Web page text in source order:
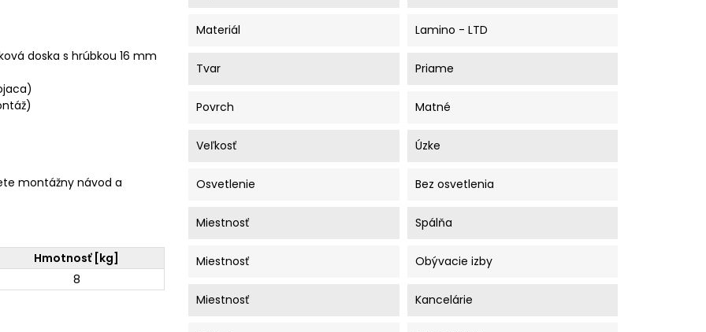
doska s hrúbkou 16 mm
montážny návod a
Hmotnosť [kg]
8
Materiál Lamino - LTD
Tvar Priame
Povrch Matné
Veľkosť Úzke
Osvetlenie Bez osvetlenia
Miestnosť Spálňa
Miestnosť Obývacie izby
Miestnosť Kancelárie